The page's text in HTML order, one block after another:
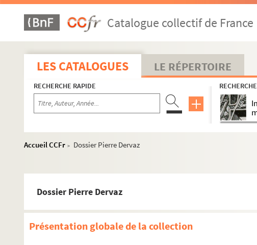
Catalogue collectif de France
LES CATALOGUES LE RÉPERTOIRE
RECHERCHE RAPIDE
Accueil CCFr >
Dossier Pierre Dervaz
Dossier Pierre Dervaz
Présentation globale de la collection